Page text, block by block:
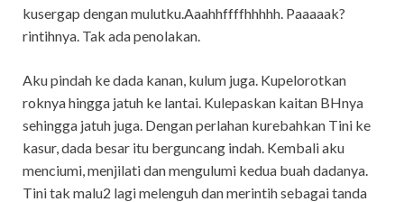
kusergap dengan mulutku.Aaahhffffhhhhh. Paaaaak?
rintihnya. Tak ada penolakan.
Aku pindah ke dada kanan, kulum juga. Kupelorotkan
roknya hingga jatuh ke lantai. Kulepaskan kaitan BHnya
sehingga jatuh juga. Dengan perlahan kurebahkan Tini ke
kasur, dada besar itu berguncang indah. Kembali aku
menciumi, menjilati dan mengulumi kedua buah dadanya.
Tini tak malu2 lagi melenguh dan merintih sebagai tanda